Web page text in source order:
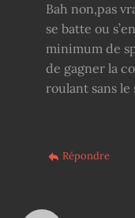
Bah non,pas
se batte ou
minimum de
de gagner la
roulant sans le
Répondre